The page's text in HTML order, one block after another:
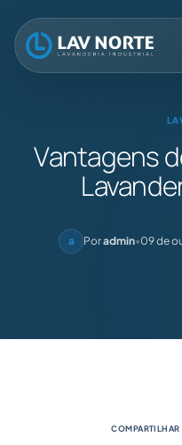
Vantagens
a Poradmin•09 de
COMPARTILHAR